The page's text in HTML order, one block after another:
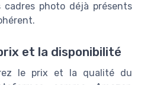
cadres photo déjà présents
et la disponibilité
le prix et la qualité du